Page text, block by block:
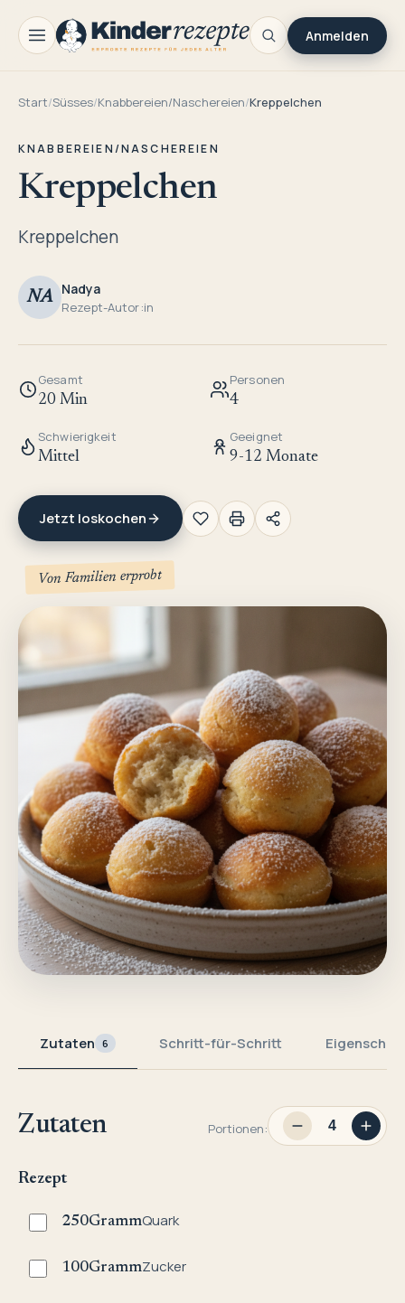
Anmelden
Start/Süsses/Knabbereien/Naschereien/Kreppelchen
KNABBEREIEN/NASCHEREIEN
Kreppelchen
Kreppelchen
NA Nadya
Rezept-Autor:in
Gesamt
20 Min
Personen
4
Schwierigkeit
Mittel
Geeignet
9-12 Monate
Jetzt loskochen
Von Familien erprobt
Zutaten 6 Schritt-für-Schritt
Zutaten Portionen:
Rezept
250GrammQuark
100GrammZucker